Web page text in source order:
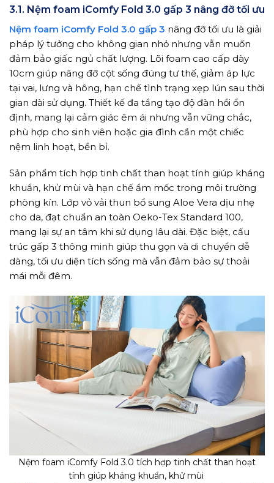
3.1. Nệm foam iComfy Fold 3.0 gấp 3 nâng đỡ tối ưu
Nệm foam iComfy Fold 3.0 gấp 3 nâng đỡ tối ưu là giải
pháp lý tưởng cho không gian nhỏ nhưng vẫn muốn
đảm bảo giấc ngủ chất lượng. Lõi foam cao cấp dày
10cm giúp nâng đỡ cột sống đúng tư thế, giảm áp lực
tại vai, lưng và hông, hạn chế tình trạng xẹp lún sau thời
gian dài sử dụng. Thiết kế đa tầng tạo độ đàn hồi ổn
định, mang lại cảm giác êm ái nhưng vẫn vững chắc,
phù hợp cho sinh viên hoặc gia đình cần một chiếc
nệm linh hoạt, bền bỉ.
Sản phẩm tích hợp tinh chất than hoạt tính giúp kháng
khuẩn, khử mùi và hạn chế ẩm mốc trong môi trường
phòng kín. Lớp vỏ vải thun bổ sung Aloe Vera dịu nhẹ
cho da, đạt chuẩn an toàn Oeko-Tex Standard 100,
mang lại sự an tâm khi sử dụng lâu dài. Đặc biệt, cấu
trúc gấp 3 thông minh giúp thu gọn và di chuyển dễ
dàng, tối ưu diện tích sống mà vẫn đảm bảo sự thoải
mái mỗi đêm.
Nệm foam iComfy Fold 3.0 tích hợp tinh chất than hoạt
tính giúp kháng khuẩn, khử mùi